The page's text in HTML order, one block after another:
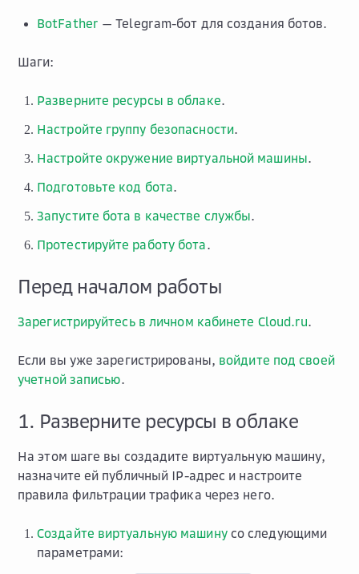
BotFather — Telegram-бот для создания ботов.
Шаги:
Разверните ресурсы в облаке.
Настройте группу безопасности.
Настройте окружение виртуальной машины.
Подготовьте код бота.
Запустите бота в качестве службы.
Протестируйте работу бота.
Перед началом работы
Зарегистрируйтесь в личном кабинете Cloud.ru.
Если вы уже зарегистрированы, войдите под своей
учетной записью.
1. Разверните ресурсы в облаке
На этом шаге вы создадите виртуальную машину,
назначите ей публичный IP-адрес и настроите
правила фильтрации трафика через него.
Создайте виртуальную машинусо следующими
параметрами: